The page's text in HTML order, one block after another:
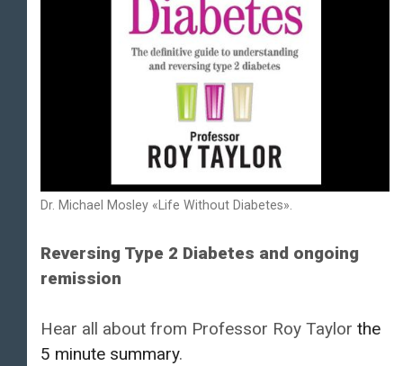
Dr. Michael Mosley «Life Without Diabetes».
Reversing Type 2 Diabetes and ongoing
remission
Hear all about from Professor Roy Taylor the
5 minute summary.